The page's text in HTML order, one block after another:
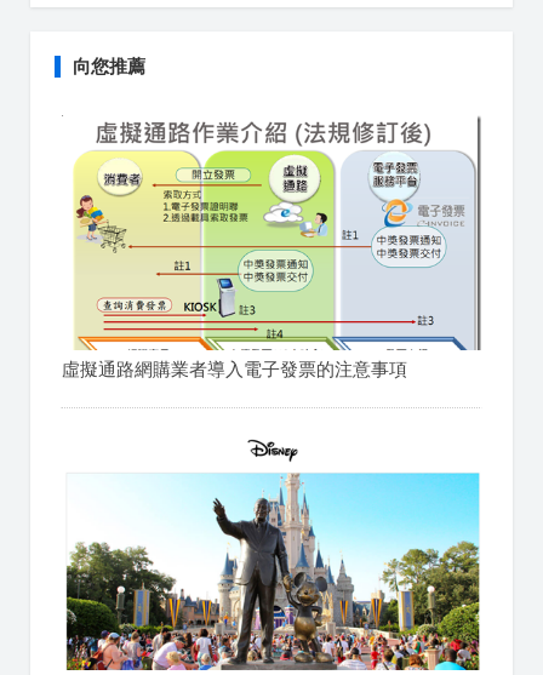
向您推薦
虛擬通路網購業者導入電子發票的注意事項